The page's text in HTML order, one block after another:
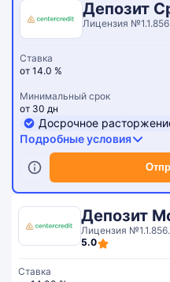
Депозит
Лицензия
Ставка
от 14.0 %
Минимальный срок
от 30 дн
Досрочное
Подробные условия
Депозит
Лицензия
5.0
Ставка